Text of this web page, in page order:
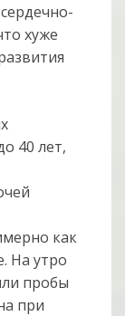
хуже
40 лет,
как
На утро
пробы
при